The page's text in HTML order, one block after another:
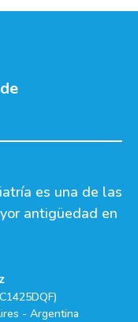
es una de las
antigüedad en
- Argentina